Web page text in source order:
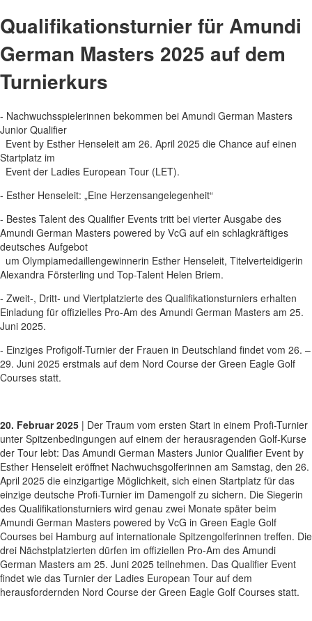
Qualifikationsturnier für Amundi
German Masters 2025 auf dem
Turnierkurs
- Nachwuchsspielerinnen bekommen bei Amundi German Masters
Junior Qualifier
Event by Esther Henseleit am 26. April 2025 die Chance auf einen
Startplatz im
Event der Ladies European Tour (LET).
- Esther Henseleit: „Eine Herzensangelegenheit“
- Bestes Talent des Qualifier Events tritt bei vierter Ausgabe des
Amundi German Masters powered by VcG auf ein schlagkräftiges
deutsches Aufgebot
um Olympiamedaillengewinnerin Esther Henseleit, Titelverteidigerin
Alexandra Försterling und Top-Talent Helen Briem.
- Zweit-, Dritt- und Viertplatzierte des Qualifikationsturniers erhalten
Einladung für offizielles Pro-Am des Amundi German Masters am 25.
Juni 2025.
- Einziges Profigolf-Turnier der Frauen in Deutschland findet vom 26. –
29. Juni 2025 erstmals auf dem Nord Course der Green Eagle Golf
Courses statt.
20. Februar 2025 | Der Traum vom ersten Start in einem Profi-Turnier
unter Spitzenbedingungen auf einem der herausragenden Golf-Kurse
der Tour lebt: Das Amundi German Masters Junior Qualifier Event by
Esther Henseleit eröffnet Nachwuchsgolferinnen am Samstag, den 26.
April 2025 die einzigartige Möglichkeit, sich einen Startplatz für das
einzige deutsche Profi-Turnier im Damengolf zu sichern. Die Siegerin
des Qualifikationsturniers wird genau zwei Monate später beim
Amundi German Masters powered by VcG in Green Eagle Golf
Courses bei Hamburg auf internationale Spitzengolferinnen treffen. Die
drei Nächstplatzierten dürfen im offiziellen Pro-Am des Amundi
German Masters am 25. Juni 2025 teilnehmen. Das Qualifier Event
findet wie das Turnier der Ladies European Tour auf dem
herausfordernden Nord Course der Green Eagle Golf Courses statt.